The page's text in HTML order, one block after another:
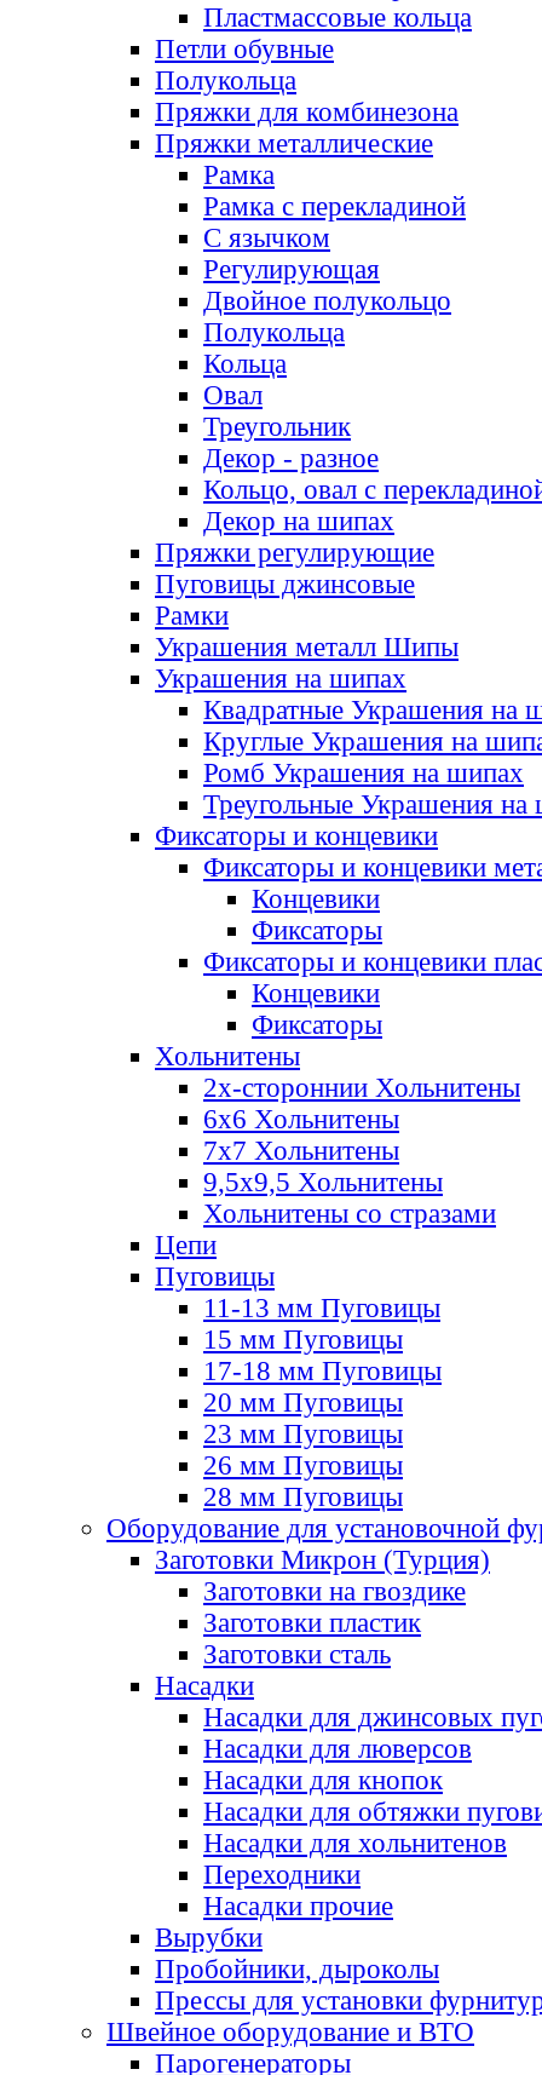
Пластмассовые кольца
Петли обувные
Полукольца
Пряжки для комбинезона
Пряжки металлические
Рамка
Рамка с перекладиной
С язычком
Регулирующая
Двойное полукольцо
Полукольца
Кольца
Овал
Треугольник
Декор - разное
Кольцо, овал с
Декор на шипах
Пряжки регулирующие
Пуговицы джинсовые
Рамки
Украшения металл Шипы
Украшения на шипах
Квадратные Украшения на
Круглые Украшения на
Ромб Украшения на шипах
Треугольные Украшения на
Фиксаторы и концевики
Фиксаторы и концевики
Концевики
Фиксаторы
Фиксаторы и концевики
Концевики
Фиксаторы
Хольнитены
2х-стороннии Хольнитены
6х6 Хольнитены
7х7 Хольнитены
9,5х9,5 Хольнитены
Хольнитены со стразами
Цепи
Пуговицы
11-13 мм Пуговицы
15 мм Пуговицы
17-18 мм Пуговицы
20 мм Пуговицы
23 мм Пуговицы
26 мм Пуговицы
28 мм Пуговицы
Оборудование для установочной
Заготовки Микрон (Турция)
Заготовки на гвоздике
Заготовки пластик
Заготовки сталь
Насадки
Насадки для джинсовых
Насадки для люверсов
Насадки для кнопок
Насадки для обтяжки
Насадки для хольнитенов
Переходники
Насадки прочие
Вырубки
Пробойники, дыроколы
Прессы для установки
Швейное оборудование и ВТО
Парогенераторы